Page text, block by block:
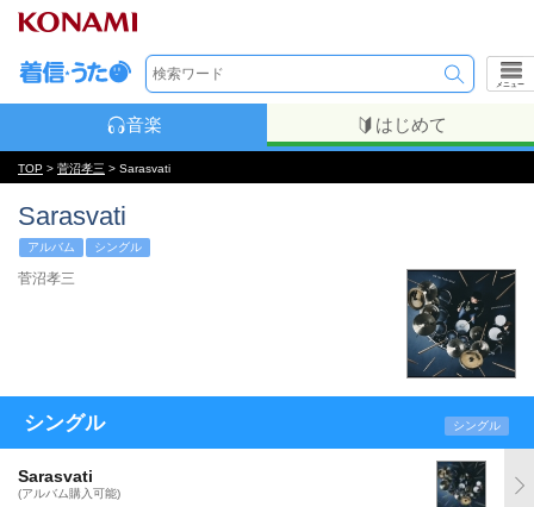
メニュー
音楽 はじめて
TOP > 菅沼孝三 > Sarasvati
Sarasvati
アルバム シングル
菅沼孝三
シングル シングル
Sarasvati
(アルバム購入可能)